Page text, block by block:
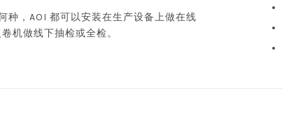
种，AOI 都可以安装在生产设备上做在线
机做线下抽检或全检。